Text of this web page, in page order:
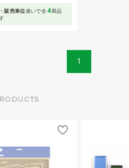
販売単位違いで全4商品
1